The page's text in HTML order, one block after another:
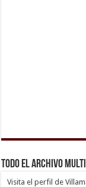
Todo el archivo
Visita el perfil de